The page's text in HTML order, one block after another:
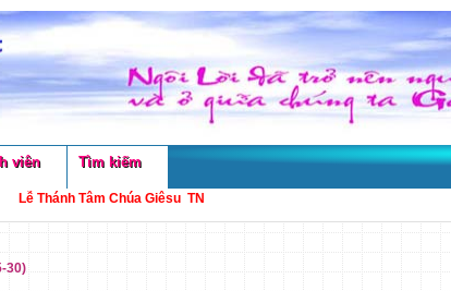
viên Tìm kiếm
Lễ Thánh Tâm Chúa Giêsu TN
30)